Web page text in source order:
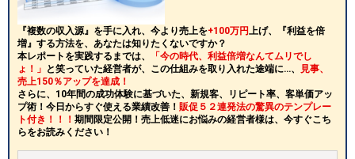
『複数の収入源』を手に入れ、今より売上を+100万円上げ、『利益を倍
増』する方法を、あなたは知りたくないですか？
本レポートを実践するまでは、
「今の時代、利益倍増なんてムリでし
ょ！」 と笑っていた経営者が、この仕組みを取り入れた途端に…、
見事、
売上150％アップを達成！
さらに、10年間の成功体験に基づいた、新規客、リピート率、客単価アッ
プ術！今日からすぐ使える業績改善！ 販促５２連発法の驚異のテンプレー
ト付き！！！ 期間限定公開！売上低迷にお悩みの経営者様は、今すぐこち
らをお読みください！